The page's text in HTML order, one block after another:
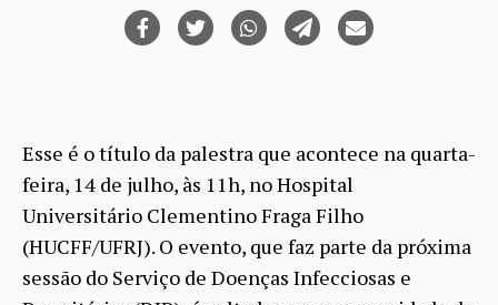
Esse é o título da palestra que acontece na quarta-
feira, 14 de julho, às 11h, no Hospital
Universitário Clementino Fraga Filho
(HUCFF/UFRJ). O evento, que faz parte da próxima
sessão do Serviço de Doenças Infecciosas e